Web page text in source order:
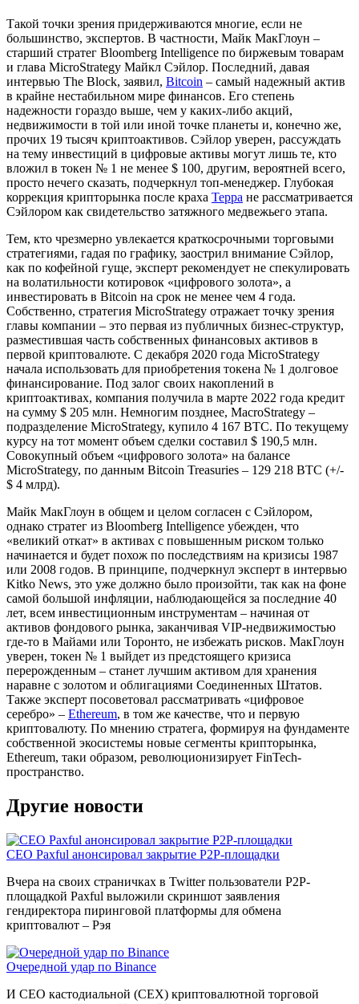
Такой точки зрения придерживаются многие, если не
большинство, экспертов. В частности, Майк МакГлоун –
старший стратег Bloomberg Intelligence по биржевым товарам
и глава MicroStrategy Майкл Сэйлор. Последний, давая
интервью The Block, заявил, Bitcoin – самый надежный актив
в крайне нестабильном мире финансов. Его степень
надежности гораздо выше, чем у каких-либо акций,
недвижимости в той или иной точке планеты и, конечно же,
прочих 19 тысяч криптоактивов. Сэйлор уверен, рассуждать
на тему инвестиций в цифровые активы могут лишь те, кто
вложил в токен № 1 не менее $ 100, другим, вероятней всего,
просто нечего сказать, подчеркнул топ-менеджер. Глубокая
коррекция крипторынка после краха Терра не рассматривается
Сэйлором как свидетельство затяжного медвежьего этапа.
Тем, кто чрезмерно увлекается краткосрочными торговыми
стратегиями, гадая по графику, заострил внимание Сэйлор,
как по кофейной гуще, эксперт рекомендует не спекулировать
на волатильности котировок «цифрового золота», а
инвестировать в Bitcoin на срок не менее чем 4 года.
Собственно, стратегия MicroStrategy отражает точку зрения
главы компании – это первая из публичных бизнес-структур,
разместившая часть собственных финансовых активов в
первой криптовалюте. С декабря 2020 года MicroStrategy
начала использовать для приобретения токена № 1 долговое
финансирование. Под залог своих накоплений в
криптоактивах, компания получила в марте 2022 года кредит
на сумму $ 205 млн. Немногим позднее, MacroStrategy –
подразделение MicroStrategy, купило 4 167 BTC. По текущему
курсу на тот момент объем сделки составил $ 190,5 млн.
Совокупный объем «цифрового золота» на балансе
MicroStrategy, по данным Bitcoin Treasuries – 129 218 BTC (+/-
$ 4 млрд).
Майк МакГлоун в общем и целом согласен с Сэйлором,
однако стратег из Bloomberg Intelligence убежден, что
«великий откат» в активах с повышенным риском только
начинается и будет похож по последствиям на кризисы 1987
или 2008 годов. В принципе, подчеркнул эксперт в интервью
Kitko News, это уже должно было произойти, так как на фоне
самой большой инфляции, наблюдающейся за последние 40
лет, всем инвестиционным инструментам – начиная от
активов фондового рынка, заканчивая VIP-недвижимостью
где-то в Майами или Торонто, не избежать рисков. МакГлоун
уверен, токен № 1 выйдет из предстоящего кризиса
перерожденным – станет лучшим активом для хранения
наравне с золотом и облигациями Соединенных Штатов.
Также эксперт посоветовал рассматривать «цифровое
серебро» – Ethereum, в том же качестве, что и первую
криптовалюту. По мнению стратега, формируя на фундаменте
собственной экосистемы новые сегменты крипторынка,
Ethereum, таки образом, революционизирует FinTech-
пространство.
Другие новости
CEO Paxful анонсировал закрытие P2P-площадки
Вчера на своих страничках в Twitter пользователи P2P-
площадкой Paxful выложили скриншот заявления
гендиректора пиринговой платформы для обмена
криптовалют – Рэя
Очередной удар по Binance
И CEO кастодиальной (CEX) криптовалютной торговой